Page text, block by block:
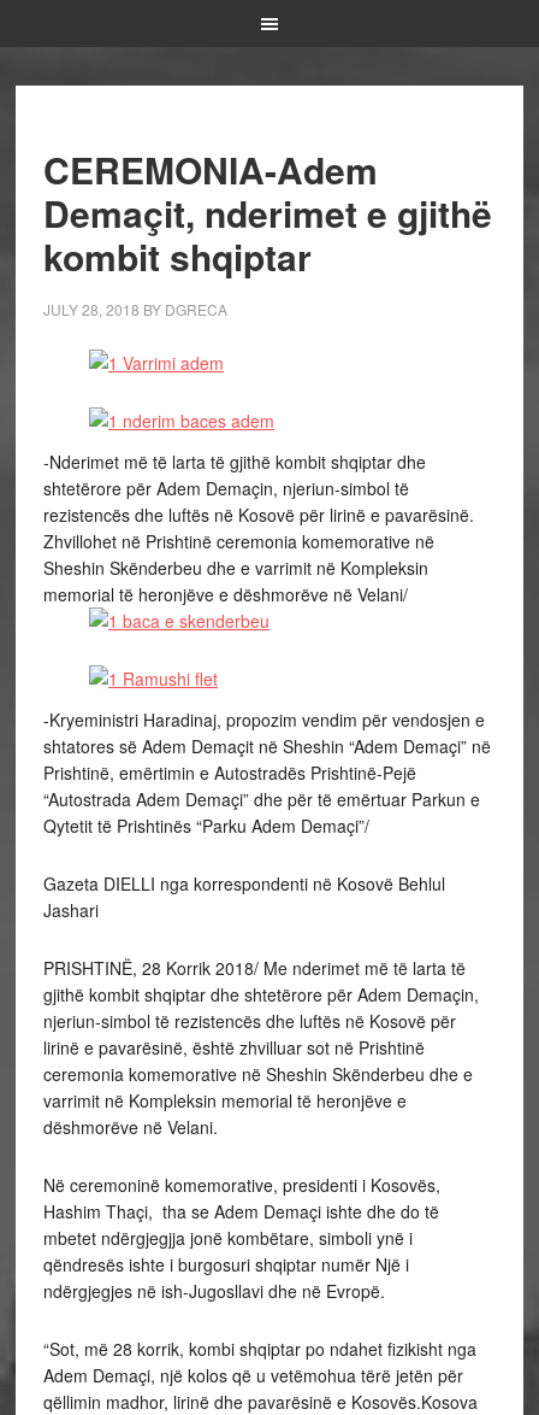
CEREMONIA-Adem
Demaçit, nderimet e gjithë
kombit shqiptar
JULY 28, 2018 BY DGRECA
-Nderimet më të larta të gjithë kombit shqiptar dhe
shtetërore për Adem Demaçin, njeriun-simbol të
rezistencës dhe luftës në Kosovë për lirinë e pavarësinë.
Zhvillohet në Prishtinë ceremonia komemorative në
Sheshin Skënderbeu dhe e varrimit në Kompleksin
memorial të heronjëve e dëshmorëve në Velani/
-Kryeministri Haradinaj, propozim vendim për vendosjen e
shtatores së Adem Demaçit në Sheshin “Adem Demaçi” në
Prishtinë, emërtimin e Autostradës Prishtinë-Pejë
“Autostrada Adem Demaçi” dhe për të emërtuar Parkun e
Qytetit të Prishtinës “Parku Adem Demaçi”/
Gazeta DIELLI nga korrespondenti në Kosovë Behlul
Jashari
PRISHTINË, 28 Korrik 2018/ Me nderimet më të larta të
gjithë kombit shqiptar dhe shtetërore për Adem Demaçin,
njeriun-simbol të rezistencës dhe luftës në Kosovë për
lirinë e pavarësinë, është zhvilluar sot në Prishtinë
ceremonia komemorative në Sheshin Skënderbeu dhe e
varrimit në Kompleksin memorial të heronjëve e
dëshmorëve në Velani.
Në ceremoninë komemorative, presidenti i Kosovës,
Hashim Thaçi, tha se Adem Demaçi ishte dhe do të
mbetet ndërgjegjja jonë kombëtare, simboli ynë i
qëndresës ishte i burgosuri shqiptar numër Një i
ndërgjegjes në ish-Jugosllavi dhe në Evropë.
“Sot, më 28 korrik, kombi shqiptar po ndahet fizikisht nga
Adem Demaçi, një kolos që u vetëmohua tërë jetën për
qëllimin madhor, lirinë dhe pavarësinë e Kosovës.Kosova